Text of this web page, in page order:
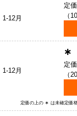
1-12月
定価
（
1-12月
∗
定価
（
定価の上の ∗ は未確定価